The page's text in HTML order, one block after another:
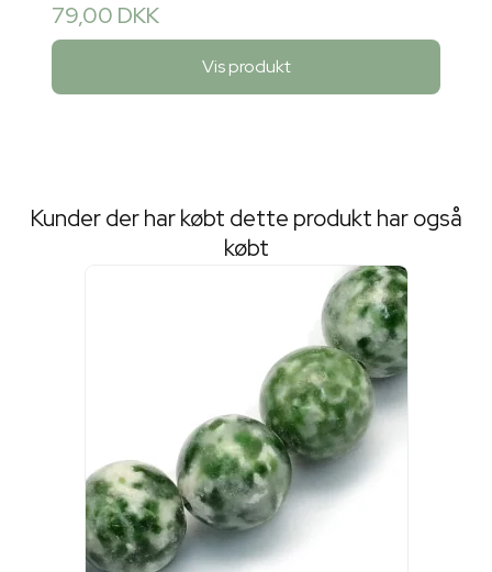
79,00 DKK
Vis produkt
Kunder der har købt dette produkt har også
købt